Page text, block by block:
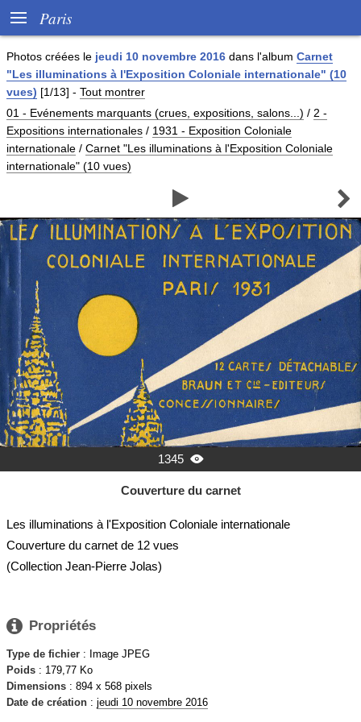
 Paris
Photos créées le jeudi 10 novembre 2016 dans l'album Carnet
"Les illuminations à l'Exposition Coloniale internationale" (10
vues) [1/13] - Tout montrer
01 - Evénements marquants (crues, expositions, salons...) / 2 -
Expositions internationales / 1931 - Exposition Coloniale
internationale / Carnet "Les illuminations à l'Exposition Coloniale
internationale" (10 vues)
 
1345 
Couverture du carnet
Les illuminations à l'Exposition Coloniale internationale
Couverture du carnet de 12 vues
(Collection Jean-Pierre Jolas)
 Propriétés
Type de fichier : Image JPEG
Poids : 179,77 Ko
Dimensions : 894 x 568 pixels
Date de création : jeudi 10 novembre 2016